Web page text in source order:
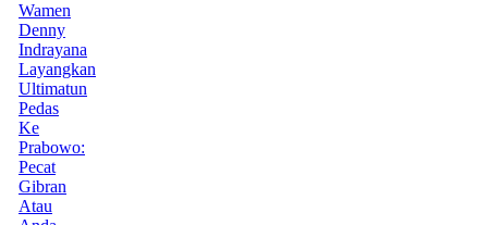
Wamen
Denny
Indrayana
Layangkan
Ultimatun
Pedas
Ke
Prabowo:
Pecat
Gibran
Atau